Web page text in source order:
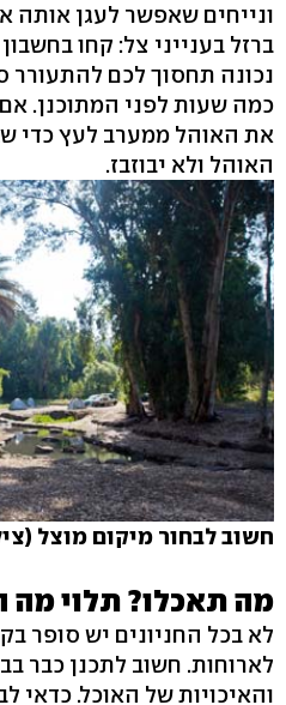
ונייחים שאפשר לעגן אותה
ברזל בענייני צל: קחו
נכונה תחסוך לכם להתעורר
כמה שעות לפני המתוכנן.
את האוהל ממערב לעץ כדי
האוהל ולא יבוזבז.
חשוב לבחור מיקום מוצל
מה תאכלו? תלוי
לא בכל החניונים יש סופר
לארוחות. חשוב לתכנן כבר
והאיכויות של האוכל.